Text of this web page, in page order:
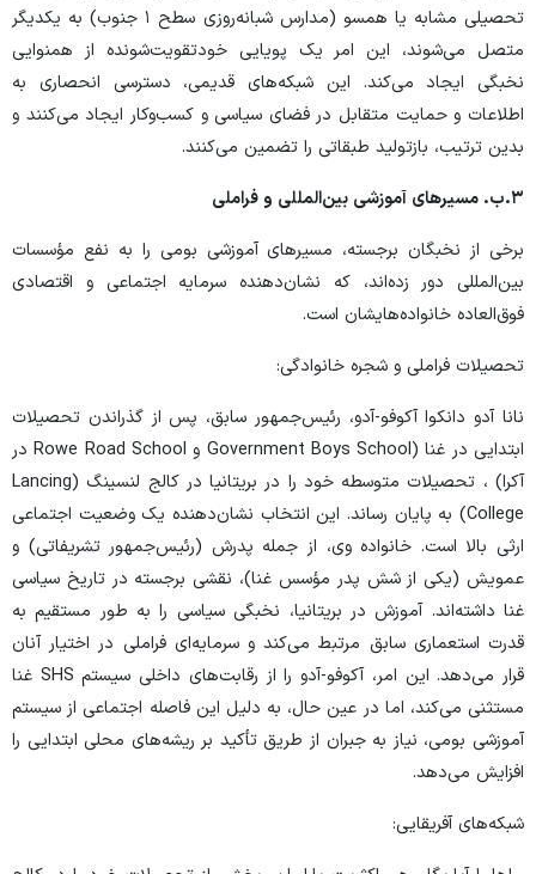
تحصیلی مشابه یا همسو (مدارس شبانه‌روزی سطح ۱ جنوب) به یکدیگر
متصل می‌شوند، این امر یک پویایی خودتقویت‌شونده از همنوایی
نخبگی ایجاد می‌کند. این شبکه‌های قدیمی، دسترسی انحصاری به
اطلاعات و حمایت متقابل در فضای سیاسی و کسب‌وکار ایجاد می‌کنند و
بدین ترتیب، بازتولید طبقاتی را تضمین می‌کنند.
۳. ب. مسیرهای آموزشی بین‌المللی و فراملی
برخی از نخبگان برجسته، مسیرهای آموزشی بومی را به نفع مؤسسات
بین‌المللی دور زده‌اند، که نشان‌دهنده سرمایه اجتماعی و اقتصادی
فوق‌العاده خانواده‌هایشان است.
تحصیلات فراملی و شجره خانوادگی:
نانا آدو دانکوا آکوفو-آدو، رئیس‌جمهور سابق، پس از گذراندن تحصیلات
ابتدایی در غنا (Government Boys School و Rowe Road School در
آکرا) ، تحصیلات متوسطه خود را در بریتانیا در کالج لنسینگ (Lancing
College) به پایان رساند. این انتخاب نشان‌دهنده یک وضعیت اجتماعی
ارثی بالا است. خانواده وی، از جمله پدرش (رئیس‌جمهور تشریفاتی) و
عمویش (یکی از شش پدر مؤسس غنا)، نقشی برجسته در تاریخ سیاسی
غنا داشته‌اند. آموزش در بریتانیا، نخبگی سیاسی را به طور مستقیم به
قدرت استعماری سابق مرتبط می‌کند و سرمایه‌ای فراملی در اختیار آنان
قرار می‌دهد. این امر، آکوفو-آدو را از رقابت‌های داخلی سیستم SHS غنا
مستثنی می‌کند، اما در عین حال، به دلیل این فاصله اجتماعی از سیستم
آموزشی بومی، نیاز به جبران از طریق تأکید بر ریشه‌های محلی ابتدایی را
افزایش می‌دهد.
شبکه‌های آفریقایی: